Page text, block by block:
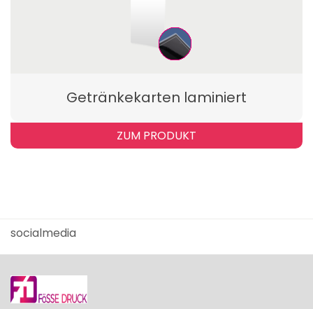
Getränkekarten laminiert
ZUM PRODUKT
socialmedia